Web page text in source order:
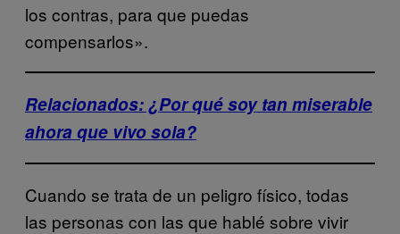
los contras, para que puedas
compensarlos».
Relacionados: ¿Por qué soy tan miserable
ahora que vivo sola?
Cuando se trata de un peligro físico, todas
las personas con las que hablé sobre vivir